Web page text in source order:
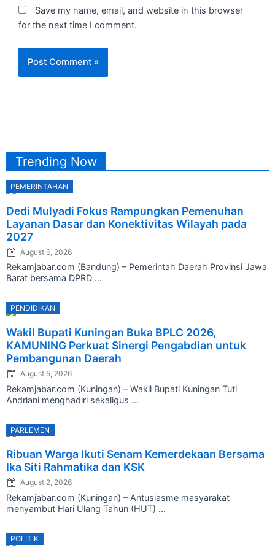
Save my name, email, and website in this browser
for the next time I comment.
Trending Now
PEMERINTAHAN
Dedi Mulyadi Fokus Rampungkan Pemenuhan
Layanan Dasar dan Konektivitas Wilayah pada
2027
on
August 6, 2026
Rekamjabar.com (Bandung) – Pemerintah Daerah Provinsi Jawa
Barat bersama DPRD ...
PENDIDIKAN
Wakil Bupati Kuningan Buka BPLC 2026,
KAMUNING Perkuat Sinergi Pengabdian untuk
Pembangunan Daerah
on
August 5, 2026
Rekamjabar.com (Kuningan) – Wakil Bupati Kuningan Tuti
Andriani menghadiri sekaligus ...
PARLEMEN
Ribuan Warga Ikuti Senam Kemerdekaan Bersama
Ika Siti Rahmatika dan KSK
on
August 2, 2026
Rekamjabar.com (Kuningan) – Antusiasme masyarakat
menyambut Hari Ulang Tahun (HUT) ...
POLITIK